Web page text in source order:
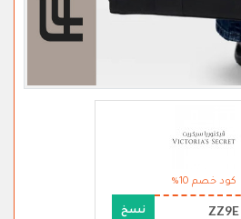
كود خصم 10%
ZZ9E نسخ